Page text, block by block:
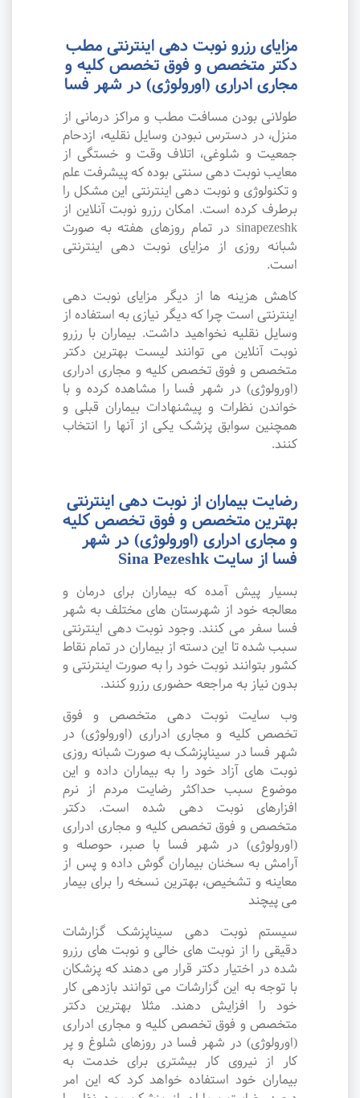
مزایای رزرو نوبت دهی اینترنتی مطب
دکتر متخصص و فوق تخصص کلیه و
مجاری ادراری (اورولوژی) در شهر فسا
طولانی بودن مسافت مطب و مراکز درمانی از
منزل، در دسترس نبودن وسایل نقلیه، ازدحام
جمعیت و شلوغی، اتلاف وقت و خستگی از
معایب نوبت دهی سنتی بوده که پیشرفت علم
و تکنولوژی و نوبت دهی اینترنتی این مشکل را
برطرف کرده است. امکان رزرو نوبت آنلاین از
sinapezeshk در تمام روزهای هفته به صورت
شبانه روزی از مزایای نوبت دهی اینترنتی
است.
کاهش هزینه ها از دیگر مزایای نوبت دهی
اینترنتی است چرا که دیگر نیازی به استفاده از
وسایل نقلیه نخواهید داشت. بیماران با رزرو
نوبت آنلاین می توانند لیست بهترین دکتر
متخصص و فوق تخصص کلیه و مجاری ادراری
(اورولوژی) در شهر فسا را مشاهده کرده و با
خواندن نظرات و پیشنهادات بیماران قبلی و
همچنین سوابق پزشک یکی از آنها را انتخاب
کنند.
رضایت بیماران از نوبت دهی اینترنتی
بهترین متخصص و فوق تخصص کلیه
و مجاری ادراری (اورولوژی) در شهر
فسا از سایت Sina Pezeshk
بسیار پیش آمده که بیماران برای درمان و
معالجه خود از شهرستان های مختلف به شهر
فسا سفر می کنند. وجود نوبت دهی اینترنتی
سبب شده تا این دسته از بیماران در تمام نقاط
کشور بتوانند نوبت خود را به صورت اینترنتی و
بدون نیاز به مراجعه حضوری رزرو کنند.
وب سایت نوبت دهی متخصص و فوق
تخصص کلیه و مجاری ادراری (اورولوژی) در
شهر فسا در سیناپزشک به صورت شبانه روزی
نوبت های آزاد خود را به بیماران داده و این
موضوع سبب حداکثر رضایت مردم از نرم
افزارهای نوبت دهی شده است. دکتر
متخصص و فوق تخصص کلیه و مجاری ادراری
(اورولوژی) در شهر فسا با صبر، حوصله و
آرامش به سخنان بیماران گوش داده و پس از
معاینه و تشخیص، بهترین نسخه را برای بیمار
می پیچند
سیستم نوبت دهی سیناپزشک گزارشات
دقیقی را از نوبت های خالی و نوبت های رزرو
شده در اختیار دکتر قرار می دهند که پزشکان
با توجه به این گزارشات می توانند بازدهی کار
خود را افزایش دهند. مثلا بهترین دکتر
متخصص و فوق تخصص کلیه و مجاری ادراری
(اورولوژی) در شهر فسا در روزهای شلوغ و پر
کار از نیروی کار بیشتری برای خدمت به
بیماران خود استفاده خواهد کرد که این امر